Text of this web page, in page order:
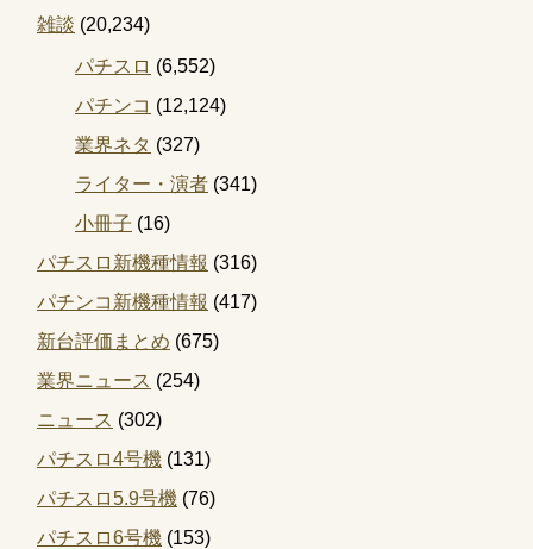
雑談 (20,234)
パチスロ (6,552)
パチンコ (12,124)
業界ネタ (327)
ライター・演者 (341)
小冊子 (16)
パチスロ新機種情報 (316)
パチンコ新機種情報 (417)
新台評価まとめ (675)
業界ニュース (254)
ニュース (302)
パチスロ4号機 (131)
パチスロ5.9号機 (76)
パチスロ6号機 (153)